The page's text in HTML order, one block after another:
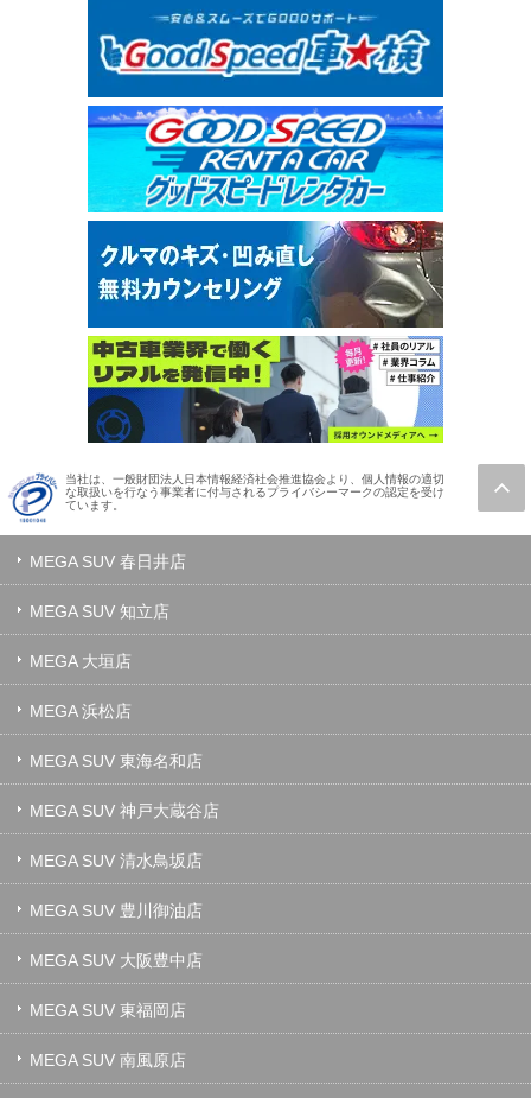
当社は、一般財団法人日本情報経済社会推進協会より、個人情報の適切
な取扱いを行なう事業者に付与されるプライバシーマークの認定を受け
ています。
MEGA SUV 春日井店
MEGA SUV 知立店
MEGA 大垣店
MEGA 浜松店
MEGA SUV 東海名和店
MEGA SUV 神戸大蔵谷店
MEGA SUV 清水鳥坂店
MEGA SUV 豊川御油店
MEGA SUV 大阪豊中店
MEGA SUV 東福岡店
MEGA SUV 南風原店